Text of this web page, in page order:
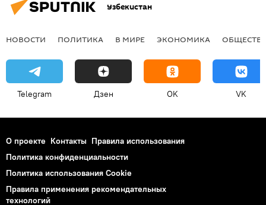
Узбекистан
НОВОСТИ ПОЛИТИКА В МИРЕ ЭКОНОМИКА
Telegram Дзен OK VK
О проекте Контакты Правила использования
Политика конфиденциальности
Политика использования Cookie
Правила применения рекомендательных
технологий